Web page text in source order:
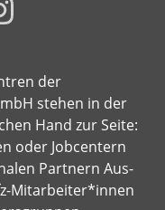
der
stehen in der
Hand zur Seite:
oder Jobcentern
Partnern Aus-
Mitarbeiter*innen